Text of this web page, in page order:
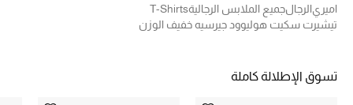
عرض جميع المنتجات
اميريالرجالجميع الملابس الرجاليةT-Shirts
تيشيرت سكيت هوليوود جيرسيه خفيف الوزن
تسوق الإطلالة كاملة